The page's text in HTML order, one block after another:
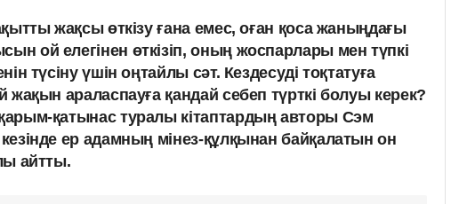
жақсы өткізу ғана емес, оған қоса жаныңдағы
ой елегінен өткізіп, оның жоспарлары мен түпкі
түсіну үшін оңтайлы сәт. Кездесуді тоқтатуға
жақын араласпауға қандай себеп түрткі болуы керек?
қатынас туралы кітаптардың авторы Сэм
ер адамның мінез-құлқынан байқалатын он
айтты.